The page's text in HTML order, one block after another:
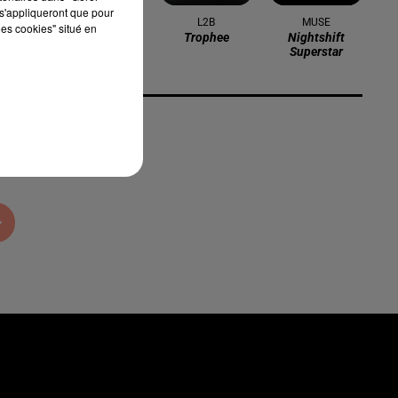
SLIMANE
Premiere Fois
L2B
Trophee
MUSE
Nightshift
Superstar
que pour
cookies" situé en